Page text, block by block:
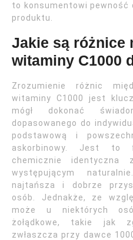
to konsumentowi
produktu.
Jakie są różnice
witaminy C1000
Zrozumienie różnic
witaminy C1000 jest
mógł dokonać
dopasowanego do
podstawową i
askorbinowy. Jest to
chemicznie identyczna
występującym
najtańsza i dobrze
osób. Jednakże, ze
może u niektórych
żołądkowe, takie jak
zwłaszcza przy dawce